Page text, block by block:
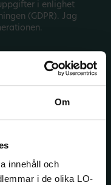
Om
innehåll och
i de olika LO-
i enlighet
(GDPR). Jag